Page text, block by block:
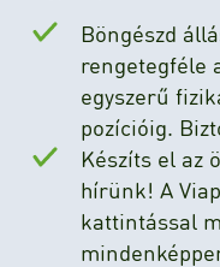
Böngészd
rengetegféle
egyszerű
pozícióig.
Készíts el az
hírünk! A
kattintással